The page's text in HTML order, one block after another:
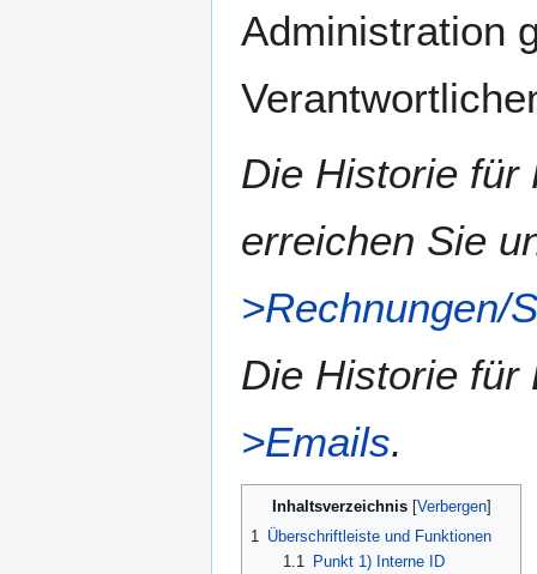
Administration
Die Historie für
erreichen Sie
>Rechnungen/
Die Historie
>Emails.
Inhaltsverzeichnis
1 Überschriftleiste und Funktionen
1.1
Punkt 1) Interne ID